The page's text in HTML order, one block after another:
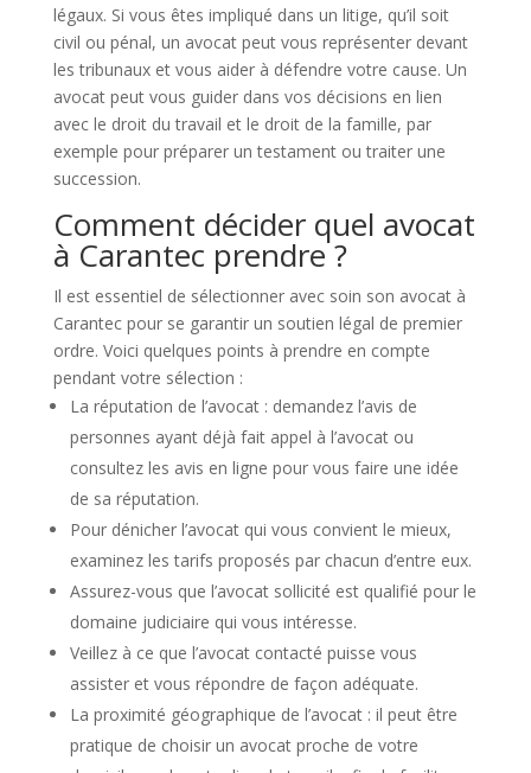
légaux. Si vous êtes impliqué dans un litige, qu’il soit
civil ou pénal, un avocat peut vous représenter devant
les tribunaux et vous aider à défendre votre cause. Un
avocat peut vous guider dans vos décisions en lien
avec le droit du travail et le droit de la famille, par
exemple pour préparer un testament ou traiter une
succession.
Comment décider quel avocat
à Carantec prendre ?
Il est essentiel de sélectionner avec soin son avocat à
Carantec pour se garantir un soutien légal de premier
ordre. Voici quelques points à prendre en compte
pendant votre sélection :
La réputation de l’avocat : demandez l’avis de
personnes ayant déjà fait appel à l’avocat ou
consultez les avis en ligne pour vous faire une idée
de sa réputation.
Pour dénicher l’avocat qui vous convient le mieux,
examinez les tarifs proposés par chacun d’entre eux.
Assurez-vous que l’avocat sollicité est qualifié pour le
domaine judiciaire qui vous intéresse.
Veillez à ce que l’avocat contacté puisse vous
assister et vous répondre de façon adéquate.
La proximité géographique de l’avocat : il peut être
pratique de choisir un avocat proche de votre